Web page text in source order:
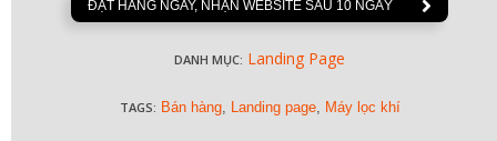
ĐẶT HÀNG NGAY, NHẬN WEBSITE SAU 10 NGÀY
DANH MỤC: Landing Page
TAGS: Bán hàng, Landing page, Máy lọc khí